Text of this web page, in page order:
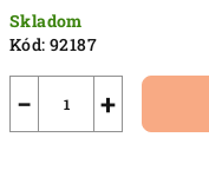
cena:
Skladom
Kód: 92187
+
−